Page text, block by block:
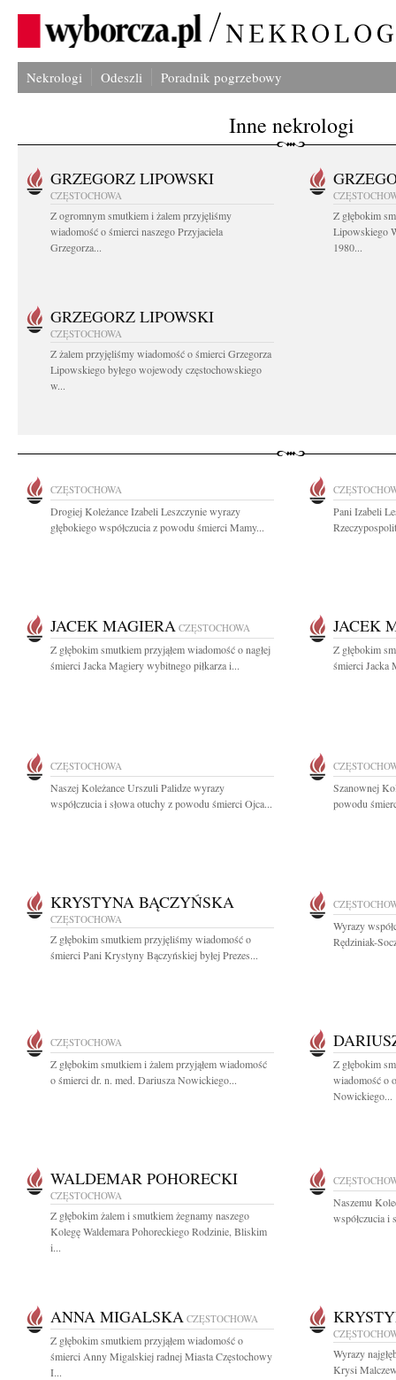
Nekrologi Odeszli Poradnik pogrzebowy
Inne nekrologi
GRZEGORZ LIPOWSKI
CZĘSTOCHOWA
Z ogromnym smutkiem i żalem przyjęliśmy
wiadomość o śmierci naszego Przyjaciela
Grzegorza...
Z głębokim
Lipowskiego
1980...
GRZEGORZ LIPOWSKI
CZĘSTOCHOWA
Z żalem przyjęliśmy wiadomość o śmierci Grzegorza
Lipowskiego byłego wojewody częstochowskiego
w...
CZĘSTOCHOWA
Drogiej Koleżance Izabeli Leszczynie wyrazy
głębokiego współczucia z powodu śmierci Mamy...
Pani Izabeli
JACEK MAGIERA CZĘSTOCHOWA
Z głębokim smutkiem przyjąłem wiadomość o nagłej
śmierci Jacka Magiery wybitnego piłkarza i...
JACEK
Z głębokim
śmierci Jacka
CZĘSTOCHOWA
Naszej Koleżance Urszuli Palidze wyrazy
współczucia i słowa otuchy z powodu śmierci Ojca...
Szanownej
powodu
KRYSTYNA BĄCZYŃSKA
CZĘSTOCHOWA
Z głębokim smutkiem przyjęliśmy wiadomość o
śmierci Pani Krystyny Bączyńskiej byłej Prezes...
Wyrazy
Rędziniak-
CZĘSTOCHOWA
Z głębokim smutkiem i żalem przyjąłem wiadomość
o śmierci dr. n. med. Dariusza Nowickiego...
Z głębokim
wiadomość o
Nowickiego...
WALDEMAR POHORECKI
CZĘSTOCHOWA
Z głębokim żalem i smutkiem żegnamy naszego
Kolegę Waldemara Pohoreckiego Rodzinie, Bliskim
i...
Naszemu
współczucia i
ANNA MIGALSKA CZĘSTOCHOWA
Z głębokim smutkiem przyjąłem wiadomość o
śmierci Anny Migalskiej radnej Miasta Częstochowy
I...
Wyrazy
Krysi